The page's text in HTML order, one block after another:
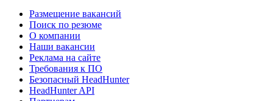
Размещение вакансий
Поиск по резюме
О компании
Наши вакансии
Реклама на сайте
Требования к ПО
Безопасный HeadHunter
HeadHunter API